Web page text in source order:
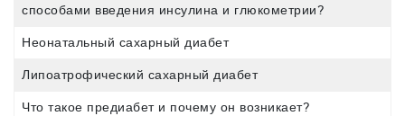
способами введения инсулина и глюкометрии?
Неонатальный сахарный диабет
Липоатрофический сахарный диабет
Что такое предиабет и почему он возникает?